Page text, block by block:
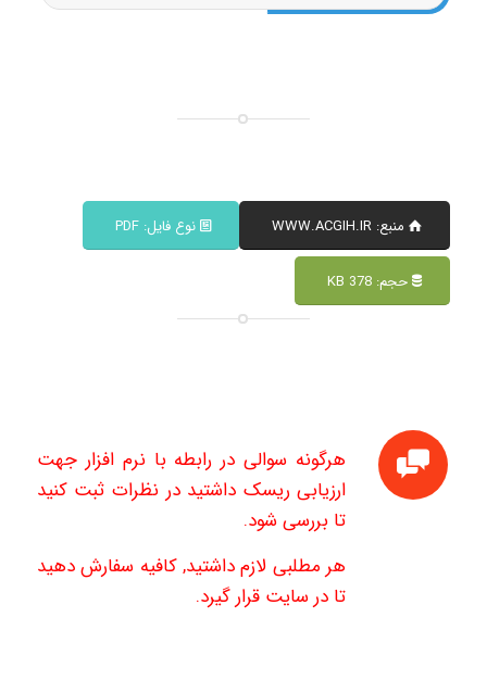
منبع: WWW.ACGIH.IR نوع فایل: PDF
حجم: 378 KB
هرگونه سوالی در رابطه با نرم افزار جهت
ارزیابی ریسک داشتید در نظرات ثبت کنید
تا بررسی شود.
هر مطلبی لازم داشتید, کافیه سفارش دهید
تا در سایت قرار گیرد.